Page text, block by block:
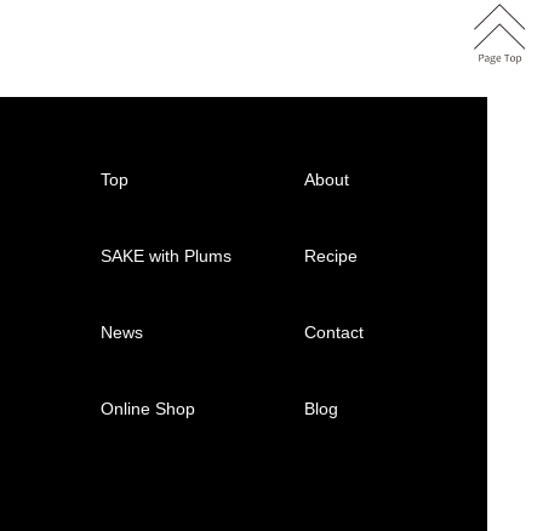
Top About
SAKE with Plums Recipe
News Contact
Online Shop Blog